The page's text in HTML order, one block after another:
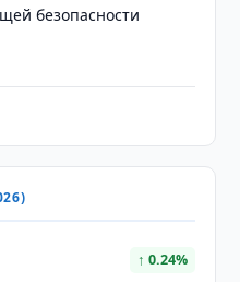
безопасности
↑ 0.24%